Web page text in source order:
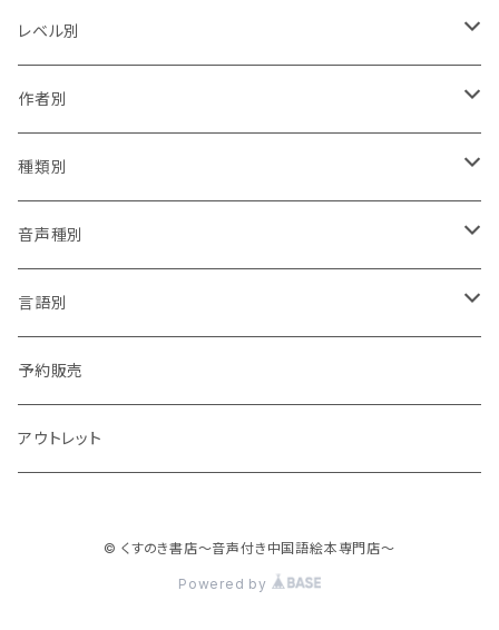
0から学ぶセット
初心者さんセット
レベル別
★
★★
★★★
★★★★
★★★★★
作者別
賴馬
陳致元
李瑾倫
幾米(Jimmy Liao)
種類別
辞典
絵本
音声種別
CD付
QRcode付
言語別
中国語のみ
中国語・英語
予約販売
アウトレット
© くすのき書店～音声付き中国語絵本専門店～
Powered by